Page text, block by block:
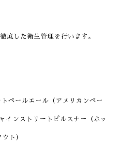
底した衛生管理を行います。
ペールエール（アメリカンペー
ンストリートピルスナー（ホッ
ト）